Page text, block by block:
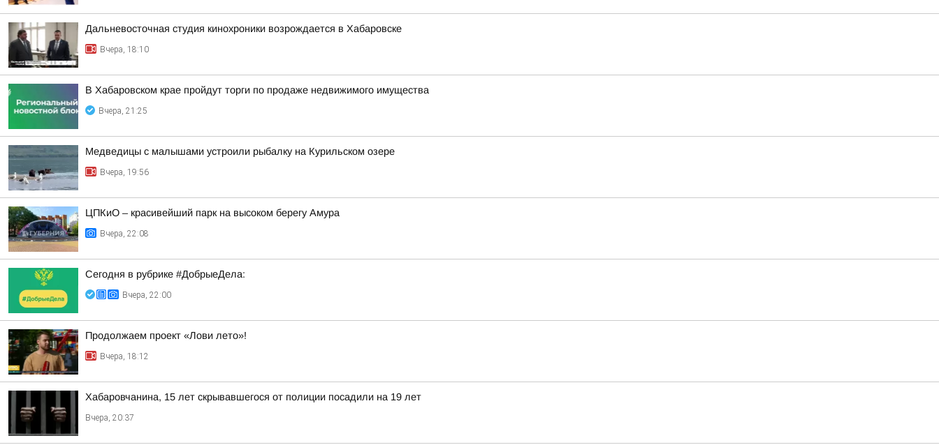
Дальневосточная студия кинохроники возрождается в Хабаровске
Вчера, 18:10
В Хабаровском крае пройдут торги по продаже недвижимого имущества
Вчера, 21:25
Медведицы с малышами устроили рыбалку на Курильском озере
Вчера, 19:56
ЦПКиО – красивейший парк на высоком берегу Амура
Вчера, 22:08
Сегодня в рубрике #ДобрыеДела:
Вчера, 22:00
Продолжаем проект «Лови лето»!
Вчера, 18:12
Хабаровчанина, 15 лет скрывавшегося от полиции посадили на 19 лет
Вчера, 20:37